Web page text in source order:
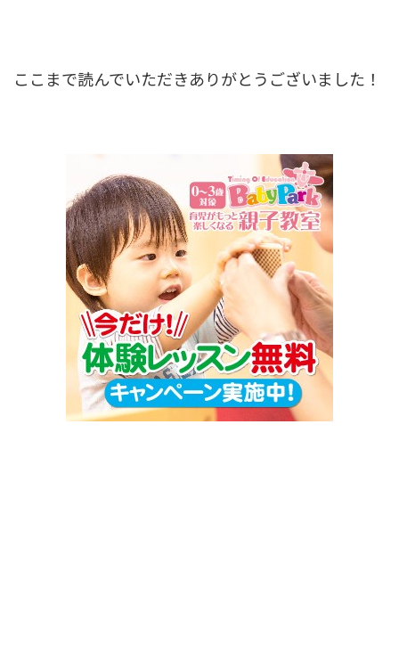
ここまで読んでいただきありがとうございました！